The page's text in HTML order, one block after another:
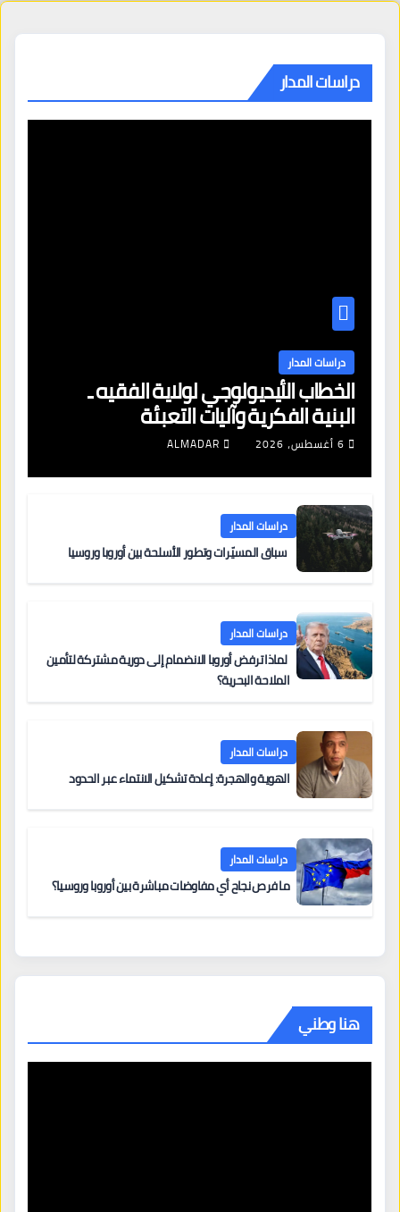
دراسات المدار
دراسات المدار
الخطاب الأيديولوجي لولاية الفقيه ـ
البنية الفكرية وآليات التعبئة
6 أغسطس، 2026 ALMADAR
دراسات المدار
سباق المسيّرات وتطور الأسلحة بين أوروبا وروسيا
دراسات المدار
لماذا ترفض أوروبا الانضمام إلى دورية مشتركة لتأمين
الملاحة البحرية؟
دراسات المدار
الهوية والهجرة: إعادة تشكيل الانتماء عبر الحدود
دراسات المدار
ما فرص نجاح أي مفاوضات مباشرة بين أوروبا وروسيا؟
هنا وطني